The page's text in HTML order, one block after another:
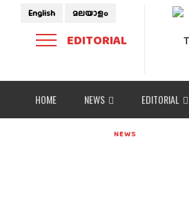
English മലയാളം
EDITORIAL
HOME NEWS EDITORIAL
NEWS